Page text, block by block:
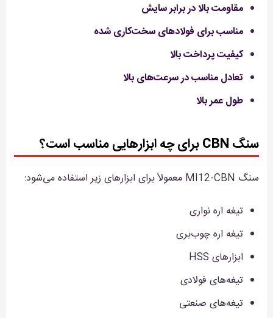
مقاومت بالا در برابر سایش
مناسب برای فولادهای سخت‌کاری شده
کیفیت پرداخت بالا
تعادل مناسب در سرعت‌های بالا
طول عمر بالا
سنگ CBN برای چه ابزارهایی مناسب است؟
سنگ MI12-CBN معمولاً برای ابزارهای زیر استفاده می‌شود:
تیغه اره نواری
تیغه اره چوب‌بری
ابزارهای HSS
تیغه‌های فولادی
تیغه‌های صنعتی